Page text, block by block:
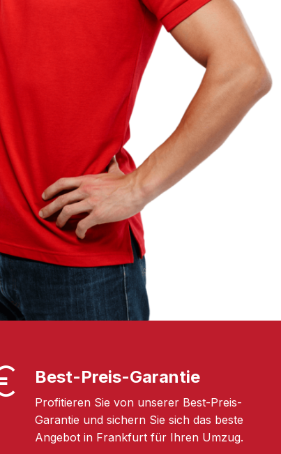
Best-Preis-Garantie
Profitieren Sie von unserer Best-Preis-
Garantie und sichern Sie sich das beste
Angebot in Frankfurt für Ihren Umzug.